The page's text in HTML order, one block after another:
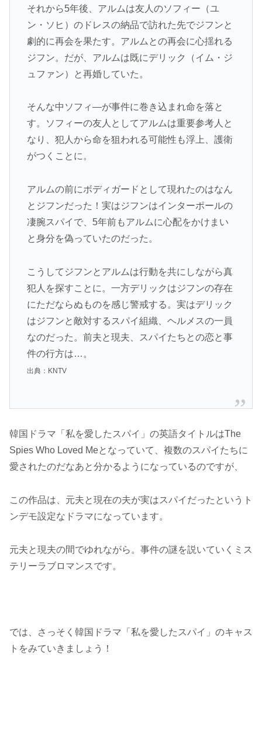
それから5年後、アルムは友人のソフィー（ユ
ン・ソヒ）のドレスの納品で訪れた先でジフンと
劇的に再会を果たす。アルムとの再会に心揺れる
ジフン。だが、アルムは既にデリック（イム・ジ
ュファン）と再婚していた。
そんな中ソフィ―が事件に巻き込まれ命を落と
す。ソフィーの友人としてアルムは重要参考人と
なり、犯人から命を狙われる可能性も浮上、護衛
がつくことに。
アルムの前にボディガードとして現れたのはなん
とジフンだった！実はジフンはインターポールの
凄腕スパイで、5年前もアルムに心配をかけまい
と身分を偽っていたのだった。
こうしてジフンとアルムは行動を共にしながら真
犯人を探すことに。一方デリックはジフンの存在
にただならぬものを感じ警戒する。実はデリック
はジフンと敵対するスパイ組織、ヘルメスの一員
なのだった。前夫と現夫、スパイたちとの恋と事
件の行方は…。
出典：KNTV
韓国ドラマ「私を愛したスパイ」の英語タイトルはThe
Spies Who Loved Meとなっていて、複数のスパイたちに
愛されたのだなあと分かるようになっているのですが、
この作品は、元夫と現在の夫が実はスパイだったというト
ンデモ設定なドラマになっています。
元夫と現夫の間でゆれながら。事件の謎を説いていくミス
テリーラブロマンスです。
では、さっそく韓国ドラマ「私を愛したスパイ」のキャス
トをみていきましょう！